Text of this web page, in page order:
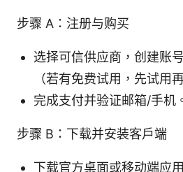
步骤 A：注册与购买
选择可信供应商，创建账
（若有免费试用，先试用
完成支付并验证邮箱/手机
步骤 B：下载并安装客户端
下载官方桌面或移动端应